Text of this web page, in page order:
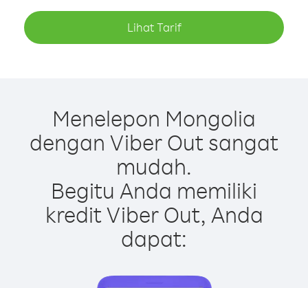
Lihat Tarif
Menelepon Mongolia
dengan Viber Out sangat
mudah.
Begitu Anda memiliki
kredit Viber Out, Anda
dapat: